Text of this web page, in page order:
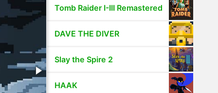
Tomb Raider I-III Remastered
DAVE THE DIVER
Slay the Spire 2
HAAK